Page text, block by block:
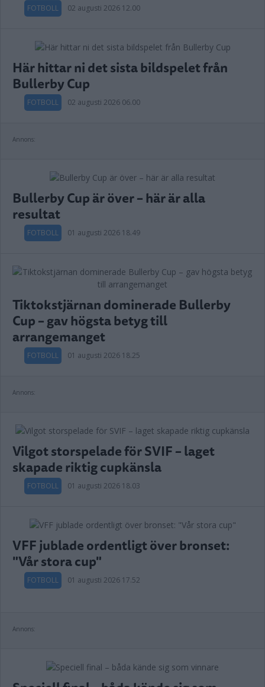
FOTBOLL 02 augusti 2026 12.00
Här hittar ni det sista bildspelet från
Bullerby Cup
FOTBOLL 02 augusti 2026 06.00
Annons:
Bullerby Cup är över – här är alla
resultat
FOTBOLL 01 augusti 2026 18.49
Tiktokstjärnan dominerade Bullerby
Cup – gav högsta betyg till
arrangemanget
FOTBOLL 01 augusti 2026 18.25
Annons:
Vilgot storspelade för SVIF – laget
skapade riktig cupkänsla
FOTBOLL 01 augusti 2026 18.03
VFF jublade ordentligt över bronset:
"Vår stora cup"
FOTBOLL 01 augusti 2026 17.52
Annons: